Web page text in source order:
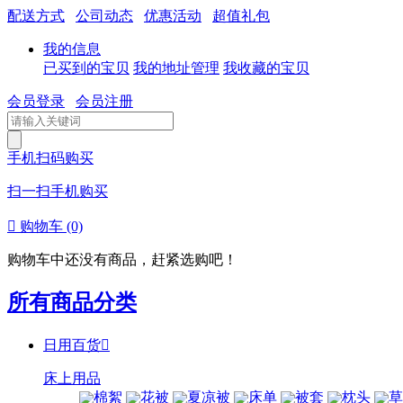
配送方式 公司动态 优惠活动 超值礼包
我的信息
已买到的宝贝 我的地址管理 我收藏的宝贝
会员登录 会员注册
手机扫码购买
扫一扫手机购买
 购物车 (0)
购物车中还没有商品，赶紧选购吧！
所有商品分类
日用百货
床上用品
棉絮
花被 夏凉被 床单 被套 枕头